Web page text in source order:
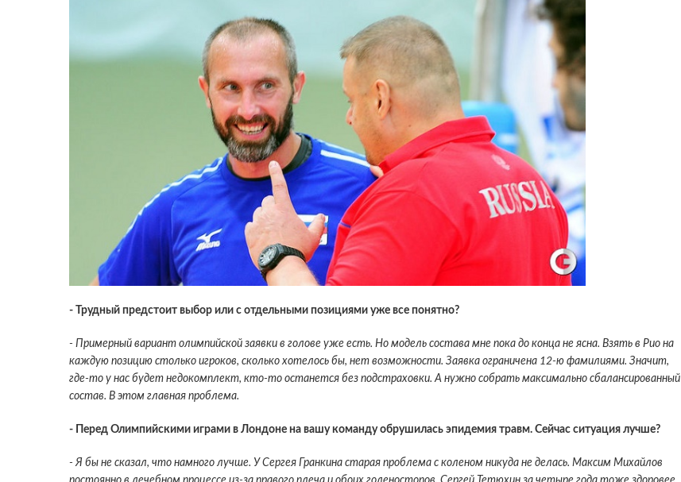
- Трудный предстоит выбор или с отдельными позициями уже все понятно?
- Примерный вариант олимпийской заявки в голове уже есть. Но модель состава мне пока до конца не ясна. Взять в Рио на
каждую позицию столько игроков, сколько хотелось бы, нет возможности. Заявка ограничена 12-ю фамилиями. Значит,
где-то у нас будет недокомплект, кто-то останется без подстраховки. А нужно собрать максимально сбалансированный
состав. В этом главная проблема.
- Перед Олимпийскими играми в Лондоне на вашу команду обрушилась эпидемия травм. Сейчас ситуация лучше?
- Я бы не сказал, что намного лучше. У Сергея Гранкина старая проблема с коленом никуда не делась. Максим Михайлов